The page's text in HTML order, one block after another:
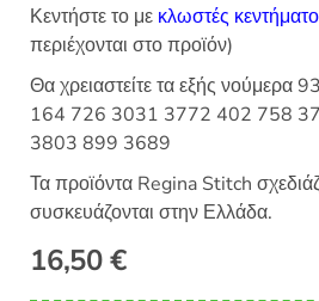
Κεντήστε το με κλωστές
περιέχονται στο προϊόν)
Θα χρειαστείτε τα εξής
164 726 3031 3772 402 758
3803 899 3689
Τα προϊόντα Regina Stitch
συσκευάζονται στην Ελλάδα.
16,50€